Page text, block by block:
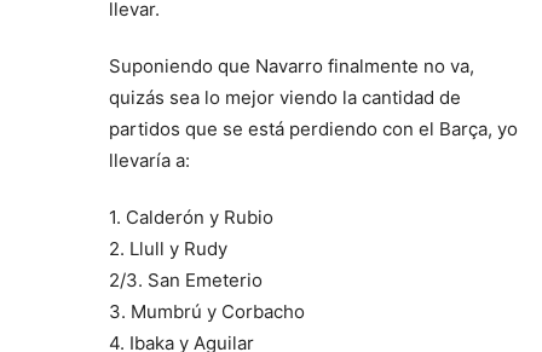
llevar.
Suponiendo que Navarro finalmente no va,
quizás sea lo mejor viendo la cantidad de
partidos que se está perdiendo con el Barça, yo
llevaría a:
1. Calderón y Rubio
2. Llull y Rudy
2/3. San Emeterio
3. Mumbrú y Corbacho
4. Ibaka y Aguilar